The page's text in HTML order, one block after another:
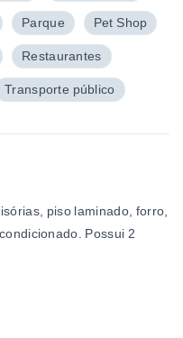
Parque Pet Shop
Restaurantes
Transporte público
piso laminado, forro,
Possui 2